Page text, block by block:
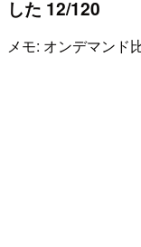
した 12/120
メモ: オンデマンド